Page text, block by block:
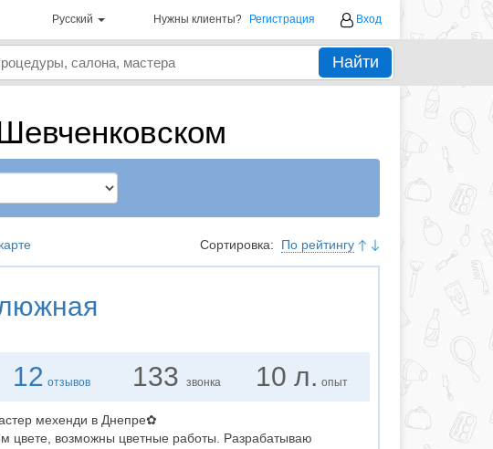
Русский Нужны клиенты? Регистрация Вход
Найти
Сортировка: По рейтингу
12 отзывов 133 звонка 10 л. опыт
мехенди в Днепре✿
цвете, возможны цветные работы. Разрабатываю